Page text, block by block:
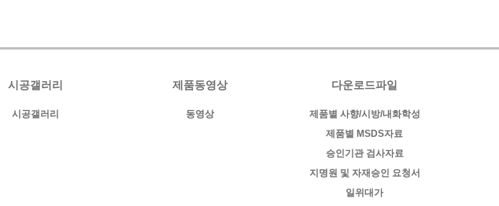
시공갤러리
시공갤러리
제품동영상
동영상
다운로드파일
제품별 사향/시방/내화학성
제품별 MSDS자료
승인기관 검사자료
지명원 및 자재승인 요청서
일위대가